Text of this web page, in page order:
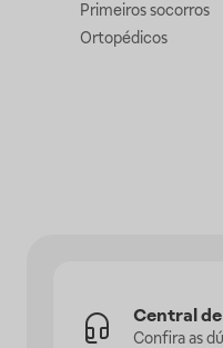
Primeiros socorros
Ortopédicos
Central
Confira as